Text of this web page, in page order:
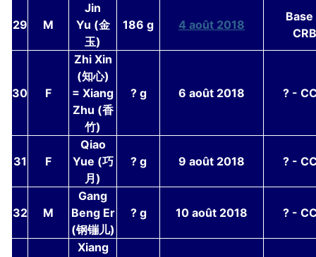
29 M
Jin
Yu (金
玉)
186 g 4 août 2018
30 F
Zhi Xin
(知心)
= Xiang
Zhu (香
竹)
? g 6 août 2018 ? -
31 F
Qiao
Yue (巧
月)
? g 9 août 2018 ? -
32 M
Gang
Beng Er
(钢镚儿)
? g 10 août 2018 ? -
Xiang